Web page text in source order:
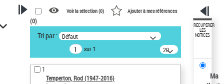
VOTRE RECHERCHE
Recherche avancée dans les
notices d’autorité
Œuvres liées à l'auteur :
Temperton, Rod (1947-2016)
Voir la sélection (0) Ajouter à mes références
(0)
Tri par : Défaut
sur 1
20
résultats/page
1
Temperton, Rod (1947-2016)
RÉCUPÉRER
LES
NOTICES
Ma